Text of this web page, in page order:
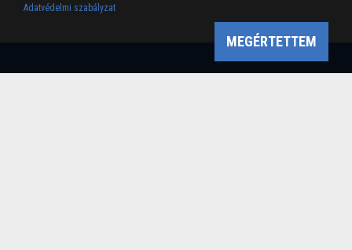
Adatvédelmi szabályzat
MEGÉRTETTEM